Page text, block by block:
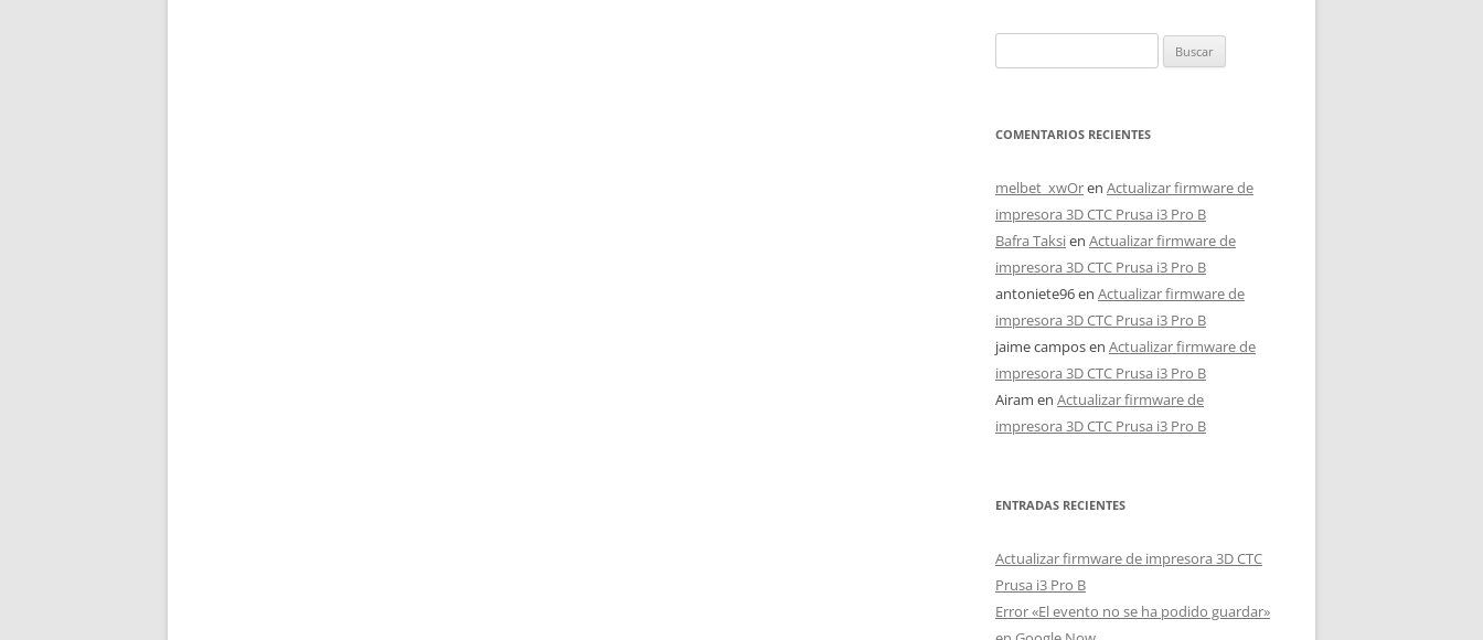
COMENTARIOS RECIENTES
melbet_xwOren Actualizar firmware de
impresora 3D CTC Prusa i3 Pro B
Bafra Taksien Actualizar firmware de
impresora 3D CTC Prusa i3 Pro B
antoniete96en Actualizar firmware de
impresora 3D CTC Prusa i3 Pro B
jaime camposen Actualizar firmware de
impresora 3D CTC Prusa i3 Pro B
Airam en Actualizar firmware de
impresora 3D CTC Prusa i3 Pro B
ENTRADAS RECIENTES
Actualizar firmware de impresora 3D CTC
Prusa i3 Pro B
Error «El evento no se ha podido guardar»